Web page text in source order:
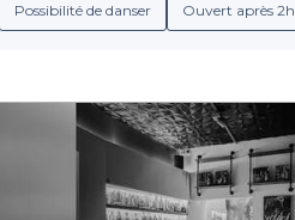
Possibilité de danser Ouvert après 2h